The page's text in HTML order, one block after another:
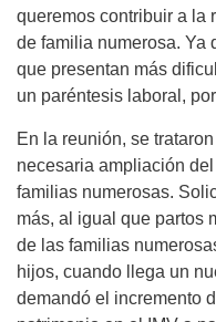
queremos contribuir a la
de familia numerosa. Ya
que presentan más
un paréntesis laboral,
En la reunión, se
necesaria ampliación
familias numerosas.
más, al igual que partos
de las familias
hijos, cuando llega un
demandó el incremento